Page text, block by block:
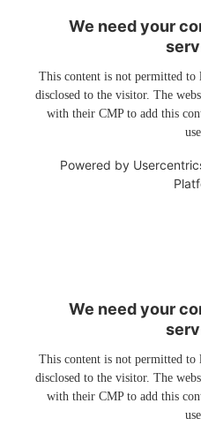
We need your
This content is not permitted to
disclosed to the visitor. The
with their CMP to add this
Powered by
We need your
This content is not permitted to
disclosed to the visitor. The
with their CMP to add this